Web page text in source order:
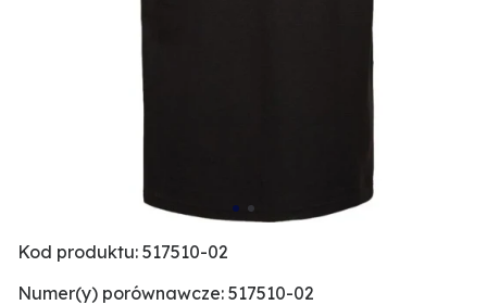
Kod produktu: 517510-02
Numer(y) porównawcze: 517510-02